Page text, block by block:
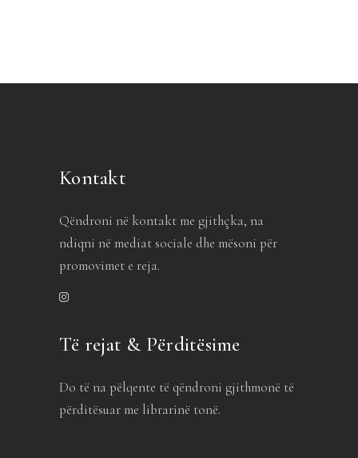
Kontakt
Qëndroni në kontakt me gjithçka, na
ndiqni në mediat sociale dhe mësoni për
promovimet e reja.
Të rejat & Përditësime
Do të na pëlqente të qëndroni gjithmonë të
përditësuar me librarinë tonë.